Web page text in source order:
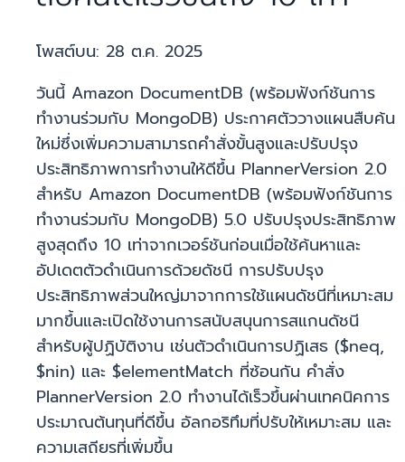
โพสต์บน: 28 ต.ค. 2025
วันนี้ Amazon DocumentDB (พร้อมฟังก์ชันการ
ทำงานร่วมกับ MongoDB) ประกาศตัววางแผนสืบค้น
ใหม่ซึ่งเพิ่มความสามารถคำสั่งขั้นสูงและปรับปรุง
ประสิทธิภาพการทำงานให้ดีขึ้น PlannerVersion 2.0
สำหรับ Amazon DocumentDB (พร้อมฟังก์ชันการ
ทำงานร่วมกับ MongoDB) 5.0 ปรับปรุงประสิทธิภาพ
สูงสุดถึง 10 เท่าจากเวอร์ชันก่อนเมื่อใช้ค้นหาและ
อัปเดตตัวดำเนินการด้วยดัชนี การปรับปรุง
ประสิทธิภาพส่วนใหญ่มาจากการใช้แผนดัชนีที่เหมาะสม
มากขึ้นและเปิดใช้งานการสนับสนุนการสแกนดัชนี
สำหรับผู้ปฏิบัติงาน เช่นตัวดำเนินการปฏิเสธ ($neq,
$nin) และ $elementMatch ที่ซ้อนกัน คำสั่ง
PlannerVersion 2.0 ทำงานได้เร็วขึ้นผ่านเทคนิคการ
ประมาณต้นทุนที่ดีขึ้น อัลกอริทึมที่ปรับให้เหมาะสม และ
ความเสถียรที่เพิ่มขึ้น